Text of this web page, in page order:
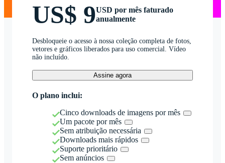
US$ 9USD por mês faturado
anualmente
Desbloqueie o acesso à nossa coleção completa de fotos,
vetores e gráficos liberados para uso comercial. Vídeo
não incluído.
Assine agora
O plano inclui:
Cinco downloads de imagens por mês
Um pacote por mês
Sem atribuição necessária
Downloads mais rápidos
Suporte prioritário
Sem anúncios